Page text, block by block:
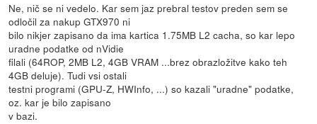
Ne, nič se ni vedelo. Kar sem jaz prebral testov preden sem se
odločil za nakup GTX970 ni
bilo nikjer zapisano da ima kartica 1.75MB L2 cacha, so kar lepo
uradne podatke od nVidie
filali (64ROP, 2MB L2, 4GB VRAM ...brez obrazložitve kako teh
4GB deluje). Tudi vsi ostali
testni programi (GPU-Z, HWInfo, ...) so kazali "uradne" podatke,
oz. kar je bilo zapisano
v bazi.